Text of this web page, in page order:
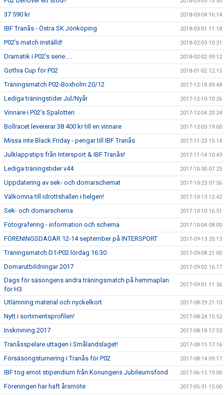
37 590 kr 2018-03-04 16:14
IBF Tranås - Östra SK Jönköping 2018-03-01 11:18
P02’s match inställd! 2018-02-03 10:31
Dramatik i P02’s serie..... 2018-02-02 09:12
Gothia Cup för P02 2018-01-02 12:15
Träningsmatch P02-Boxholm 20/12 2017-12-18 09:48
Lediga träningstider Jul/Nyår 2017-12-10 10:26
Vinnare i P02’s Spalotteri 2017-12-04 20:24
Bollracet levererar 38 400 kr till en vinnare 2017-12-03 19:00
Missa inte Black Friday - pengar till IBF Tranås 2017-11-23 15:14
Julklappstips från Intersport & IBF Tranås! 2017-11-14 10:43
Lediga träningstider v44 2017-10-30 07:25
Uppdatering av sek- och domarschemat 2017-10-23 07:56
Välkomna till idrottshallen i helgen! 2017-10-13 12:42
Sek- och domarschema 2017-10-10 16:51
Fotografering - information och schema 2017-10-04 08:00
FÖRENINGSDAGAR 12-14 september på INTERSPORT 2017-09-13 20:13
Träningsmatch D1-P02 lördag 16:30 2017-09-08 21:00
Domarutbildningar 2017 2017-09-02 16:17
Dags för säsongens andra träningsmatch på hemmaplan
för H3
2017-09-01 11:36
Utlämning material och nyckelkort 2017-08-29 21:10
Nytt i sortimentsprofilen! 2017-08-24 15:52
Inskrivning 2017 2017-08-18 17:53
Tranåsspelare uttagen i Smålandslaget! 2017-08-15 17:16
Försäsongsturnering i Tranås för P02 2017-08-14 09:17
IBF tog emot stipendium från Konungens Jubileumsfond 2017-06-15 19:00
Föreningen har haft årsmöte 2017-05-31 15:00